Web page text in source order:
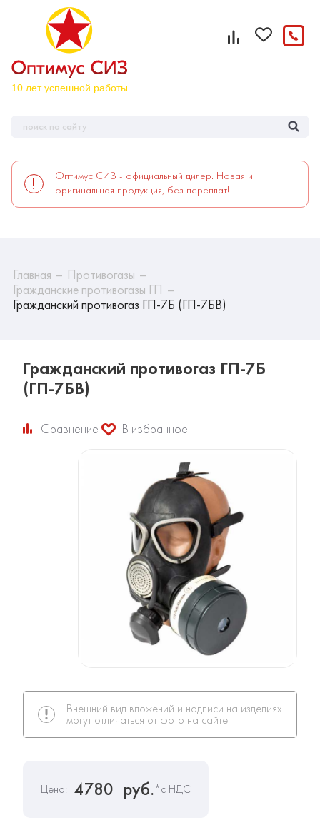
Оптимус СИЗ - официальный дилер. Новая и
оригинальная продукция, без переплат!
Главная
Противогазы
Гражданские противогазы ГП
Гражданский противогаз ГП-7Б (ГП-7БВ)
Гражданский противогаз ГП-7Б
(ГП-7БВ)
Сравнение В избранное
Внешний вид вложений и надписи на изделиях
могут отличаться от фото на сайте
Цена: 4780 руб.*с НДС